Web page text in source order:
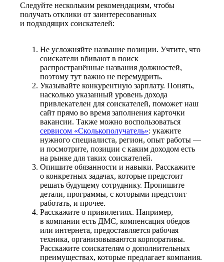
Следуйте нескольким рекомендациям, чтобы
получать отклики от заинтересованных
и подходящих соискателей:
Не усложняйте название позиции. Учтите, что
соискатели вбивают в поиск
распространённые названия должностей,
поэтому тут важно не перемудрить.
Указывайте конкурентную зарплату. Понять,
насколько указанный уровень дохода
привлекателен для соискателей, поможет наш
сайт прямо во время заполнения карточки
вакансии. Также можно воспользоваться
сервисом «Сколькополучатель»: укажите
нужного специалиста, регион, опыт работы —
и посмотрите, позиции с каким доходом есть
на рынке для таких соискателей.
Опишите обязанности и навыки. Расскажите
о конкретных задачах, которые предстоит
решать будущему сотруднику. Пропишите
детали, программы, с которыми предстоит
работать, и прочее.
Расскажите о привилегиях. Например,
в компании есть ДМС, компенсация обедов
или интернета, предоставляется рабочая
техника, организовываются корпоративы.
Расскажите соискателям о дополнительных
преимуществах, которые предлагает компания.